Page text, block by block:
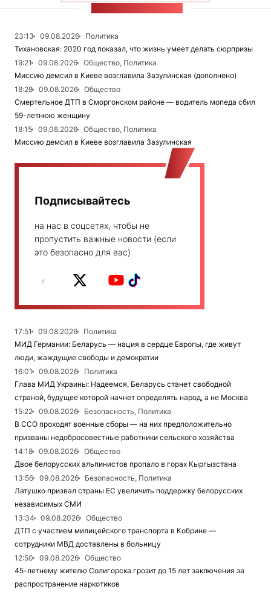
23:13 09.08.2026
Политика
Тихановская: 2020 год показал, что жизнь умеет делать сюрпризы
19:21
09.08.2026
Общество, Политика
Миссию демсил в Киеве возглавила Зазулинская (дополнено)
18:28
09.08.2026
Общество
Смертельное ДТП в Сморгонском районе — водитель мопеда сбил
59-летнюю женщину
18:15
09.08.2026
Общество, Политика
Миссию демсил в Киеве возглавила Зазулинская
Подписывайтесь
на нас в соцсетях, чтобы не
пропустить важные новости (если
это безопасно для вас)
17:51 09.08.2026
Политика
МИД Германии: Беларусь — нация в сердце Европы, где живут
люди, жаждущие свободы и демократии
16:01
09.08.2026
Политика
Глава МИД Украины: Надеемся, Беларусь станет свободной
страной, будущее которой начнет определять народ, а не Москва
15:22
09.08.2026
Безопасность, Политика
В ССО проходят военные сборы — на них предположительно
призваны недобросовестные работники сельского хозяйства
14:18
09.08.2026
Общество
Двое белорусских альпинистов пропало в горах Кыргызстана
13:56
09.08.2026
Безопасность, Политика
Латушко призвал страны ЕС увеличить поддержку белорусских
независимых СМИ
13:34
09.08.2026
Общество
ДТП с участием милицейского транспорта в Кобрине —
сотрудники МВД доставлены в больницу
12:50
09.08.2026
Общество
45-летнему жителю Солигорска грозит до 15 лет заключения за
распространение наркотиков